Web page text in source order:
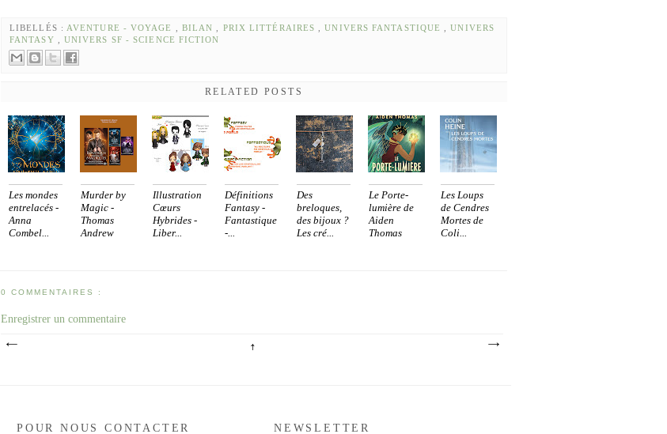
LIBELLÉS : AVENTURE - VOYAGE BILAN PRIX LITTÉRAIRES ,UNIVERS FANTASTIQUE ,UNIVERS
FANTASY
UNIVERS SF - SCIENCE FICTION
RELATED POSTS
Les mondes
entrelacés -
Anna
Combel...
Murder by
Magic -
Thomas
Andrew
Illustration
Cœurs
Hybrides -
Liber...
Définitions
Fantasy -
Fantastique
-...
Des
breloques,
des bijoux ?
Les cré...
Le Porte-
lumière de
Aiden
Thomas
Les Loups
de Cendres
Mortes de
Coli...
0 COMMENTAIRES :
Enregistrer un commentaire
POUR NOUS CONTACTER NEWSLETTER